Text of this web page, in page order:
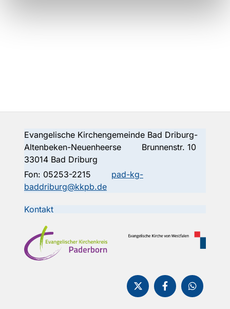
Evangelische Kirchengemeinde Bad Driburg-
Altenbeken-Neuenheerse Brunnenstr. 10
33014 Bad Driburg
Fon: 05253-2215
pad-kg-
baddriburg@kkpb.de
Kontakt